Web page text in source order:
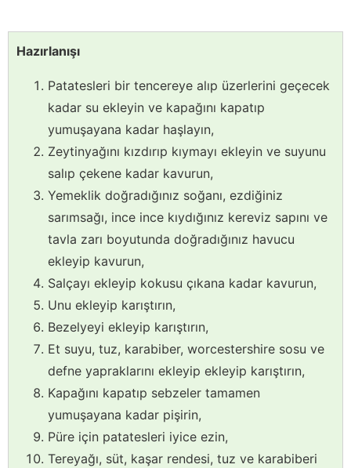
Hazırlanışı
Patatesleri bir tencereye alıp üzerlerini geçecek
kadar su ekleyin ve kapağını kapatıp
yumuşayana kadar haşlayın,
Zeytinyağını kızdırıp kıymayı ekleyin ve suyunu
salıp çekene kadar kavurun,
Yemeklik doğradığınız soğanı, ezdiğiniz
sarımsağı, ince ince kıydığınız kereviz sapını ve
tavla zarı boyutunda doğradığınız havucu
ekleyip kavurun,
Salçayı ekleyip kokusu çıkana kadar kavurun,
Unu ekleyip karıştırın,
Bezelyeyi ekleyip karıştırın,
Et suyu, tuz, karabiber, worcestershire sosu ve
defne yapraklarını ekleyip ekleyip karıştırın,
Kapağını kapatıp sebzeler tamamen
yumuşayana kadar pişirin,
Püre için patatesleri iyice ezin,
Tereyağı, süt, kaşar rendesi, tuz ve karabiberi